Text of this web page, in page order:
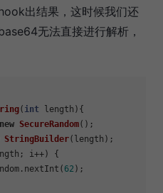
出结果，这时候我们还
无法直接进行解析，
( int length) {
new SecureRandom();
StringBuilder(length);
i++) {
62 );